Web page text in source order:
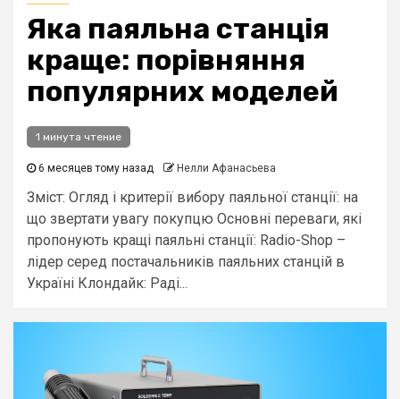
Яка паяльна станція
краще: порівняння
популярних моделей
1 минута чтение
6 месяцев тому назад Нелли Афанасьева
Зміст: Огляд і критерії вибору паяльної станції: на
що звертати увагу покупцю Основні переваги, які
пропонують кращі паяльні станції: Radio-Shop –
лідер серед постачальників паяльних станцій в
Україні Клондайк: Раді...